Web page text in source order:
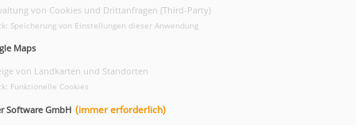
von Cookies und Drittanfragen (Third-Party)
: Speicherung von Einstellungen dieser Anwendung
Maps
von Landkarten und Standorten
: Funktionelle Cookies
Software GmbH (immer erforderlich)